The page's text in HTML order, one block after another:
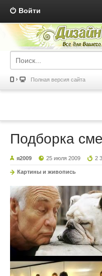
Войти
Полная версия сайта
Подборка
я2009 25 июля 2009 2
Картины и живопись